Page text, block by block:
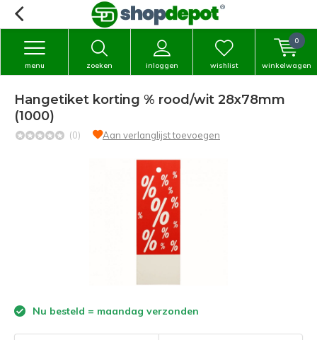
zoeken inloggen
menu wishlist winkelwagen
0
Hangetiket korting % rood/wit 28x78mm
(1000)
(0) Aan verlanglijst toevoegen
Nu besteld = maandag verzonden